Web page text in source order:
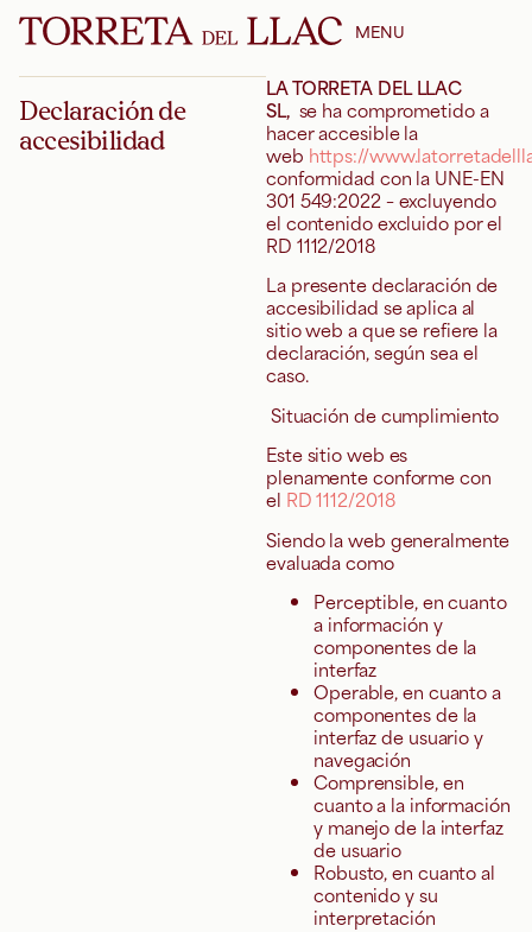
MENU
Declaración de
accesibilidad
LA TORRETA DEL LLAC
SL,se ha comprometido a
hacer accesible la
web https://
conformidad con la UNE-EN
301 549:2022 – excluyendo
el contenido excluido por el
RD 1112/2018
La presente declaración de
accesibilidad se aplica al
sitio web a que se refiere la
declaración, según sea el
caso.
Situación de cumplimiento
Este sitio web es
plenamente conforme con
el RD 1112/2018
Siendo la web generalmente
evaluada como
Perceptible, en cuanto
a información y
componentes de la
interfaz
Operable, en cuanto a
componentes de la
interfaz de usuario y
navegación
Comprensible, en
cuanto a la información
y manejo de la interfaz
de usuario
Robusto, en cuanto al
contenido y su
interpretación